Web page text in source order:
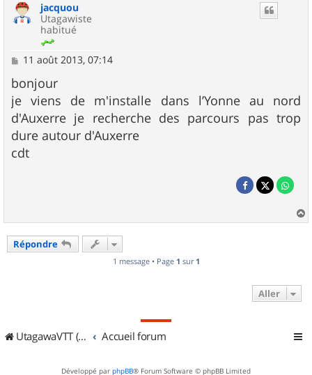
jacquou
Utagawiste
habitué
M
s
s
a
g
e
11 août 2013, 07:14
bonjour
je viens de m'installe dans l’Yonne au nord
d'Auxerre je recherche des parcours pas trop
dure autour d'Auxerre
cdt
a
Répondre
1 message • Page 1 sur 1
Aller
UtagawaVTT (Randos VTT et VTTAE avec traces GPS) Accueil forum
Développé par phpBB® Forum Software © phpBB Limited